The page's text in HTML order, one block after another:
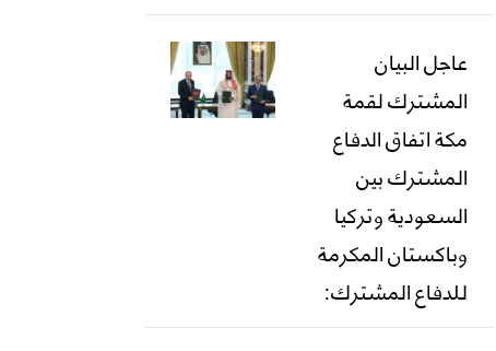
عاجل البيان
المشترك لقمة
مكة اتفاق الدفاع
المشترك بين
السعودية وتركيا
وباكستان المكرمة
للدفاع المشترك: